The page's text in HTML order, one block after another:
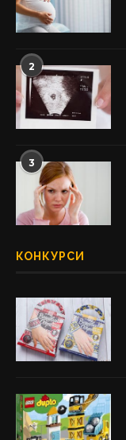
2
3
КОНКУРСИ